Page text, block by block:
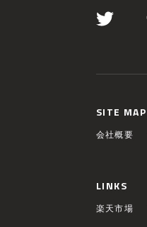
SITE MAP
会社概要
LINKS
楽天市場